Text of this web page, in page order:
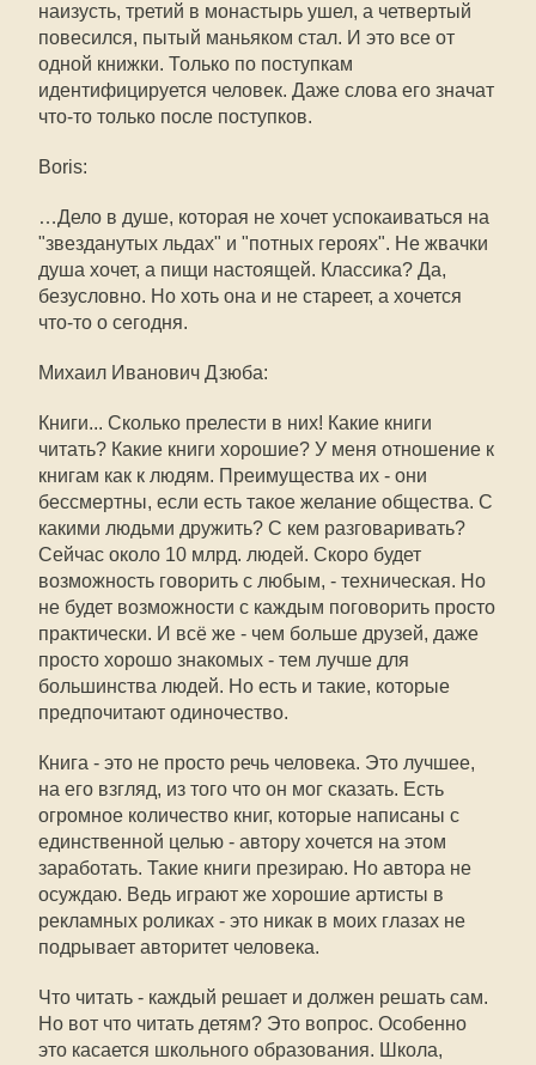
наизусть, третий в монастырь ушел, а четвертый
повесился, пытый маньяком стал. И это все от
одной книжки. Только по поступкам
идентифицируется человек. Даже слова его значат
что-то только после поступков.
Boris:
…Дело в душе, которая не хочет успокаиваться на
"звезданутых льдах" и "потных героях". Не жвачки
душа хочет, а пищи настоящей. Классика? Да,
безусловно. Но хоть она и не стареет, а хочется
что-то о сегодня.
Михаил Иванович Дзюба:
Книги... Сколько прелести в них! Какие книги
читать? Какие книги хорошие? У меня отношение к
книгам как к людям. Преимущества их - они
бессмертны, если есть такое желание общества. С
какими людьми дружить? С кем разговаривать?
Сейчас около 10 млрд. людей. Скоро будет
возможность говорить с любым, - техническая. Но
не будет возможности с каждым поговорить просто
практически. И всё же - чем больше друзей, даже
просто хорошо знакомых - тем лучше для
большинства людей. Но есть и такие, которые
предпочитают одиночество.
Книга - это не просто речь человека. Это лучшее,
на его взгляд, из того что он мог сказать. Есть
огромное количество книг, которые написаны с
единственной целью - автору хочется на этом
заработать. Такие книги презираю. Но автора не
осуждаю. Ведь играют же хорошие артисты в
рекламных роликах - это никак в моих глазах не
подрывает авторитет человека.
Что читать - каждый решает и должен решать сам.
Но вот что читать детям? Это вопрос. Особенно
это касается школьного образования. Школа,